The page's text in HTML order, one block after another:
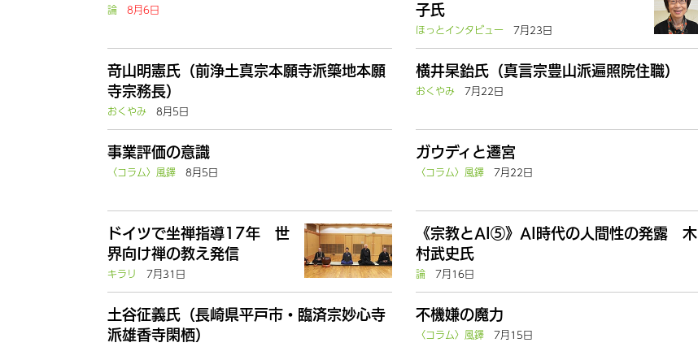
論
8月6日
竒山明憲氏（前浄土真宗本願寺派築地本願
寺宗務長）
おくやみ
8月5日
事業評価の意識
〈コラム〉風鐸
8月5日
ドイツで坐禅指導17年 世
界向け禅の教え発信
キラリ
7月31日
土谷征義氏（長崎県平戸市・臨済宗妙心寺
派雄香寺閑栖）
子氏
ほっとインタビュー
7月23日
横井杲鈶氏（真言宗豊山派遍照院住職）
おくやみ
7月22日
ガウディと遷宮
〈コラム〉風鐸
7月22日
《宗教とAI⑤》AI時代の人間性の発露 木
村武史氏
論
7月16日
不機嫌の魔力
〈コラム〉風鐸
7月15日